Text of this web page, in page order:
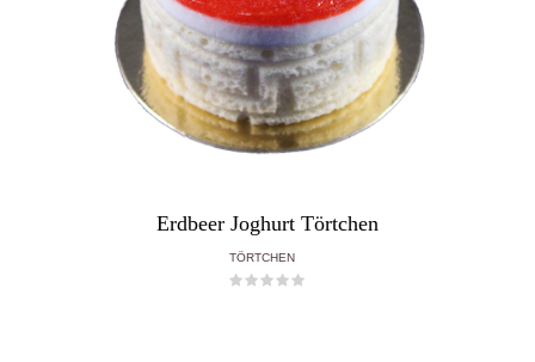
Erdbeer Joghurt Törtchen
TÖRTCHEN